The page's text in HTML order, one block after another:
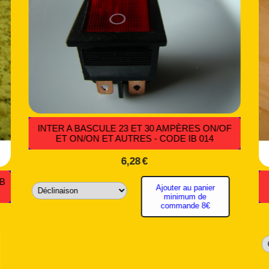
MINI INTERRUPTEUR À LEVIER BIPOLAIRE
ON/ON - CODE IL 002 *